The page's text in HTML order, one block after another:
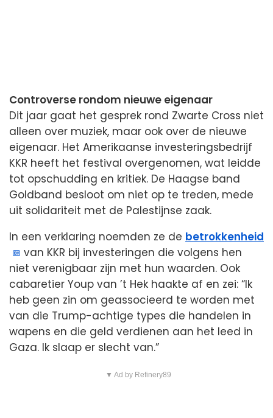
Controverse rondom nieuwe eigenaar
Dit jaar gaat het gesprek rond Zwarte Cross niet
alleen over muziek, maar ook over de nieuwe
eigenaar. Het Amerikaanse investeringsbedrijf
KKR heeft het festival overgenomen, wat leidde
tot opschudding en kritiek. De Haagse band
Goldband besloot om niet op te treden, mede
uit solidariteit met de Palestijnse zaak.
In een verklaring noemden ze de betrokkenheid
van KKR bij investeringen die volgens hen
niet verenigbaar zijn met hun waarden. Ook
cabaretier Youp van ’t Hek haakte af en zei: “Ik
heb geen zin om geassocieerd te worden met
van die Trump-achtige types die handelen in
wapens en die geld verdienen aan het leed in
Gaza. Ik slaap er slecht van.”
▼ Ad by Refinery89